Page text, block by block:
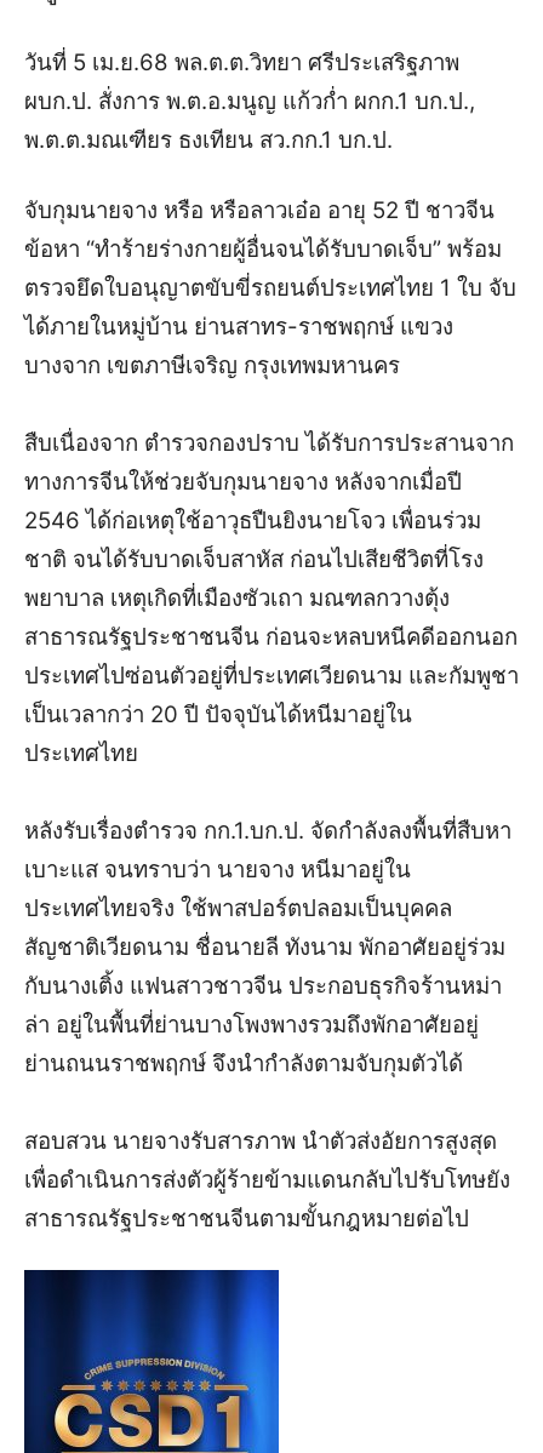
วันที่ 5 เม.ย.68 พล.ต.ต.วิทยา ศรีประเสริฐภาพ
ผบก.ป. สั่งการ พ.ต.อ.มนูญ แก้วก่ำ ผกก.1 บก.ป.,
พ.ต.ต.มณเฑียร ธงเทียน สว.กก.1 บก.ป.
จับกุมนายจาง หรือ หรือลาวเอ๋อ อายุ 52 ปี ชาวจีน
ข้อหา “ทำร้ายร่างกายผู้อื่นจนได้รับบาดเจ็บ” พร้อม
ตรวจยึดใบอนุญาตขับขี่รถยนต์ประเทศไทย 1 ใบ จับ
ได้ภายในหมู่บ้าน ย่านสาทร-ราชพฤกษ์ แขวง
บางจาก เขตภาษีเจริญ กรุงเทพมหานคร
สืบเนื่องจาก ตำรวจกองปราบ ได้รับการประสานจาก
ทางการจีนให้ช่วยจับกุมนายจาง หลังจากเมื่อปี
2546 ได้ก่อเหตุใช้อาวุธปืนยิงนายโจว เพื่อนร่วม
ชาติ จนได้รับบาดเจ็บสาหัส ก่อนไปเสียชีวิตที่โรง
พยาบาล เหตุเกิดที่เมืองซัวเถา มณฑลกวางตุ้ง
สาธารณรัฐประชาชนจีน ก่อนจะหลบหนีคดีออกนอก
ประเทศไปซ่อนตัวอยู่ที่ประเทศเวียดนาม และกัมพูชา
เป็นเวลากว่า 20 ปี ปัจจุบันได้หนีมาอยู่ใน
ประเทศไทย
หลังรับเรื่องตำรวจ กก.1.บก.ป. จัดกำลังลงพื้นที่สืบหา
เบาะแส จนทราบว่า นายจาง หนีมาอยู่ใน
ประเทศไทยจริง ใช้พาสปอร์ตปลอมเป็นบุคคล
สัญชาติเวียดนาม ชื่อนายลี ทังนาม พักอาศัยอยู่ร่วม
กับนางเติ้ง แฟนสาวชาวจีน ประกอบธุรกิจร้านหม่า
ล่า อยู่ในพื้นที่ย่านบางโพงพางรวมถึงพักอาศัยอยู่
ย่านถนนราชพฤกษ์ จึงนำกำลังตามจับกุมตัวได้
สอบสวน นายจางรับสารภาพ นำตัวส่งอัยการสูงสุด
เพื่อดำเนินการส่งตัวผู้ร้ายข้ามแดนกลับไปรับโทษยัง
สาธารณรัฐประชาชนจีนตามขั้นกฎหมายต่อไป